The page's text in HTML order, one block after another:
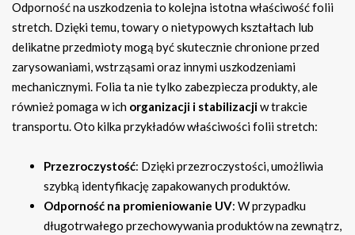
Odporność na uszkodzenia to kolejna istotna właściwość folii
stretch. Dzięki temu, towary o nietypowych kształtach lub
delikatne przedmioty mogą być skutecznie chronione przed
zarysowaniami, wstrząsami oraz innymi uszkodzeniami
mechanicznymi. Folia ta nie tylko zabezpiecza produkty, ale
również pomaga w ich organizacji i stabilizacjiw trakcie
transportu. Oto kilka przykładów właściwości folii stretch:
Przezroczystość: Dzięki przezroczystości, umożliwia
szybką identyfikację zapakowanych produktów.
Odporność na promieniowanie UV: W przypadku
długotrwałego przechowywania produktów na zewnątrz,